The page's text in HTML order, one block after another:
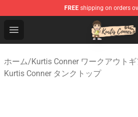
FREE shipping on orders
Open menu
Kurtis Conner Store - Official
ホーム/Kurtis Conner ワークアウトギ
Kurtis Conner タンクトップ